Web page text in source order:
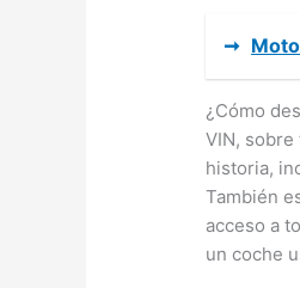
➞
¿Cómo
VIN,
historia,
También
acceso a
un coche